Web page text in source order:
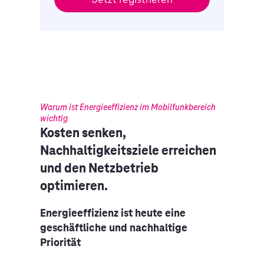
Warum ist Energieeffizienz im Mobilfunkbereich
wichtig
Kosten senken,
Nachhaltigkeitsziele erreichen
und den Netzbetrieb
optimieren.
Energieeffizienz ist heute eine
geschäftliche und nachhaltige
Priorität